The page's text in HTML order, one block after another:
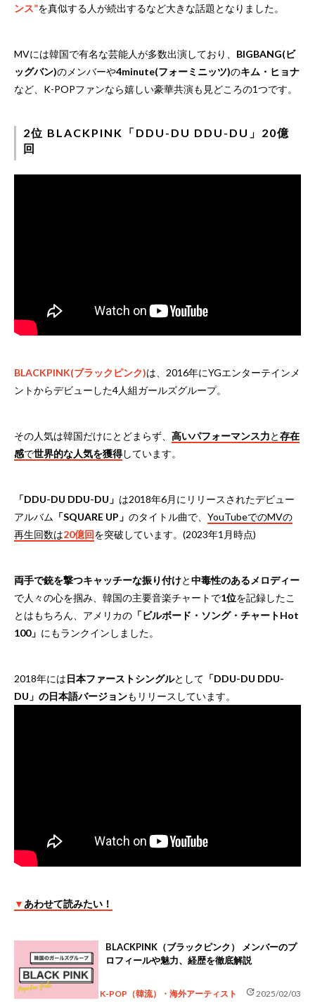
ンス”を真似する人が続出するなど大きな話題となりました。
MVには韓国で有名な芸能人が多数出演しており、 BIGBANG(ビ
ッグバン)のメンバーや4minute(フォーミニッツ)のキム・ヒョナ
など、K-POPファンなら嬉しい豪華共演も見どころの1つです。
2位 BLACKPINK「DDU-DU DDU-DU」20億
回
BLACKPINK(ブラックピンク)は、2016年にYGエンターテインメ
ントからデビューした4人組ガールズグループ。
その人気は韓国だけにとどまらず、 高いパフォーマンス力と存在
感で世界的な人気を獲得しています。
「DDU-DU DDU-DU」 は2018年6月にリリースされたデビュー
アルバム 「SQUARE UP」 のタイトル曲で、 YouTubeでのMVの
再生回数は20億回を突破しています。(2023年1月時点)
両手で銃を撃つキャッチーな振り付けと中毒性のあるメロディー
で人々の心を掴み、韓国の主要音楽チャートで1位を記録したこ
とはもちろん、アメリカの 「ビルボード・ソング・チャートHot
100」 にもランクインしました。
2018年には日本ファーストシングルとして 「DDU-DU DDU-
DU」の日本語バージョンもリリースしています。
▼ あわせて読みたい！
BLACKPINK（ブラックピンク） メンバーのプ
ロフィールや魅力、経歴を徹底解説
K-POP（韓流）・海外アーティスト update2025/02/03